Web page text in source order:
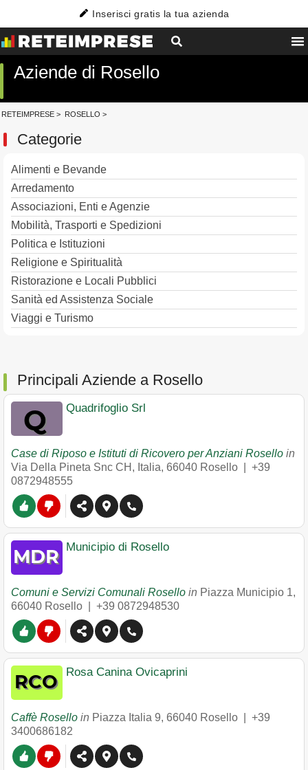
Inserisci gratis la tua azienda
Aziende di Rosello
RETEIMPRESE > ROSELLO >
Categorie
Alimenti e Bevande
Arredamento
Associazioni, Enti e Agenzie
Mobilità, Trasporti e Spedizioni
Politica e Istituzioni
Religione e Spiritualità
Ristorazione e Locali Pubblici
Sanità ed Assistenza Sociale
Viaggi e Turismo
Principali Aziende a Rosello
Quadrifoglio Srl
Case di Riposo e Istituti di Ricovero per Anziani Rosello in
Via Della Pineta Snc CH, Italia, 66040 Rosello
+39
0872948555
Municipio di Rosello
Comuni e Servizi Comunali Rosello in Piazza Municipio 1,
66040 Rosello +39 0872948530
Rosa Canina Ovicaprini
Caffè Rosello in Piazza Italia 9, 66040 Rosello
+39
3400686182